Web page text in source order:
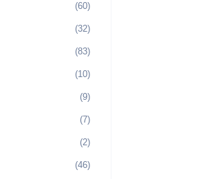
(60)
(32)
(83)
(10)
(9)
(7)
(2)
(46)